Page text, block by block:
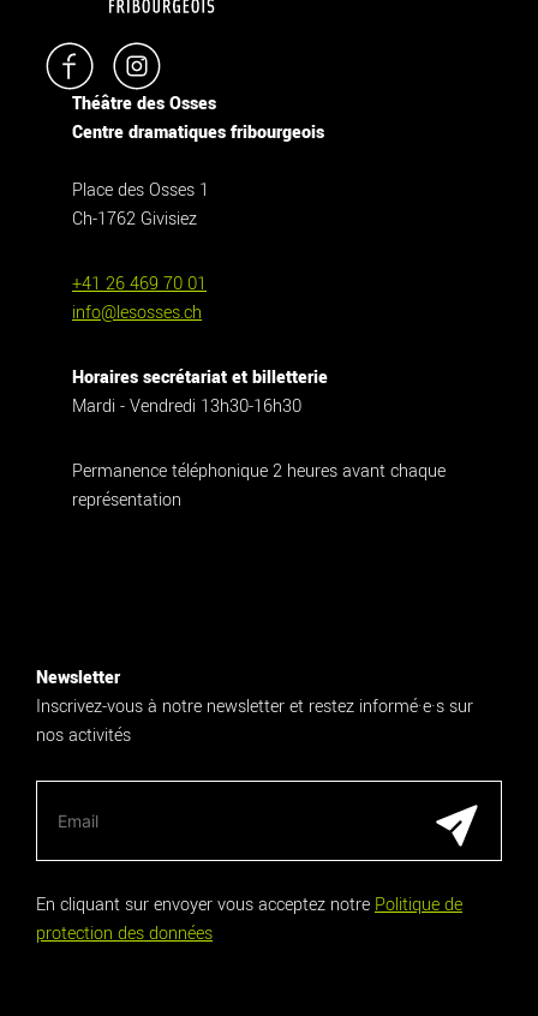
Théâtre des Osses
Centre dramatiques fribourgeois
Place des Osses 1
Ch-1762 Givisiez
+41 26 469 70 01
info@lesosses.ch
Horaires secrétariat et billetterie
Mardi - Vendredi 13h30-16h30
Permanence téléphonique 2 heures avant chaque
représentation
Newsletter
Inscrivez-vous à notre newsletter et restez informé·e·s sur
nos activités
En cliquant sur envoyer vous acceptez notrePolitique de
protection des données